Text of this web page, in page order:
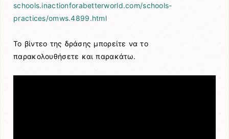
schools.inactionforabetterworld.com/schools-
practices/omws.4899.html
Το βίντεο της δράσης μπορείτε να το
παρακολουθήσετε και παρακάτω.